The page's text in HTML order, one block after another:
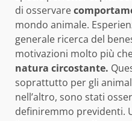
di osservare
mondo animale.
generale ricerca del
motivazioni molto più
natura circostante.
soprattutto per gli
nell’altro, sono stati
definiremmo previdenti.